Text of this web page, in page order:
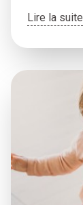
Lire la suite